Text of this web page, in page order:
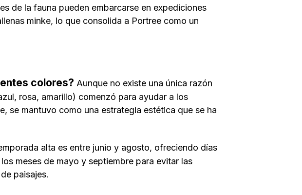
de la fauna pueden embarcarse en expediciones
minke, lo que consolida a Portree como un
colores? Aunque no existe una única razón
rosa, amarillo) comenzó para ayudar a los
se mantuvo como una estrategia estética que se ha
alta es entre junio y agosto, ofreciendo días
meses de mayo y septiembre para evitar las
paisajes.